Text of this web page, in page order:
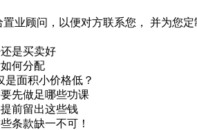
业顾问，以便对方联系您， 并为您定
是买卖好
何分配
是面积小价格低？
先做足哪些功课
前留出这些钱
条款缺一不可！